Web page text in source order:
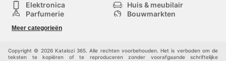
Elektronica
Huis & meubilair
Parfumerie
Bouwmarkten
Kinderen
Meer categorieën
Copyright © 2026 Katalozi 365. Alle rechten voorbehouden. Het is verboden om de
teksten te kopiëren of te reproduceren zonder voorafgaande schriftelijke